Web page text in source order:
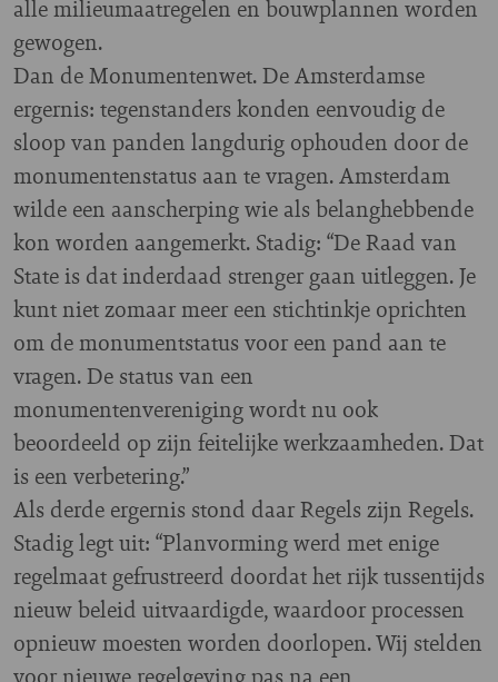
alle milieumaatregelen en bouwplannen worden
gewogen.
Dan de Monumentenwet. De Amsterdamse
ergernis: tegenstanders konden eenvoudig de
sloop van panden langdurig ophouden door de
monumentenstatus aan te vragen. Amsterdam
wilde een aanscherping wie als belanghebbende
kon worden aangemerkt. Stadig: “De Raad van
State is dat inderdaad strenger gaan uitleggen. Je
kunt niet zomaar meer een stichtinkje oprichten
om de monumentstatus voor een pand aan te
vragen. De status van een
monumentenvereniging wordt nu ook
beoordeeld op zijn feitelijke werkzaamheden. Dat
is een verbetering.”
Als derde ergernis stond daar Regels zijn Regels.
Stadig legt uit: “Planvorming werd met enige
regelmaat gefrustreerd doordat het rijk tussentijds
nieuw beleid uitvaardigde, waardoor processen
opnieuw moesten worden doorlopen. Wij stelden